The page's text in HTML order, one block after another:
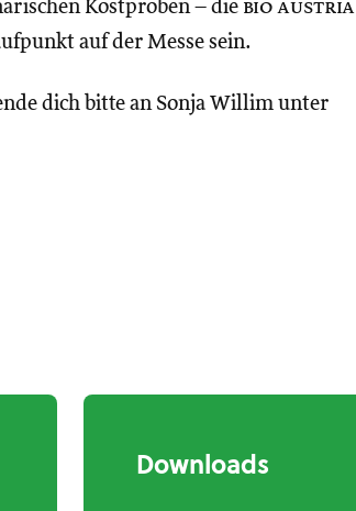
Kostproben – die bio austria
auf der Messe sein.
dich bitte an Sonja Willim unter
Downloads